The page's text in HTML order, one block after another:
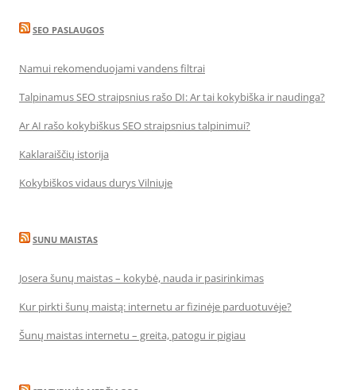
SEO PASLAUGOS
Namui rekomenduojami vandens filtrai
Talpinamus SEO straipsnius rašo DI: Ar tai kokybiška ir naudinga?
Ar AI rašo kokybiškus SEO straipsnius talpinimui?
Kaklaraiščių istorija
Kokybiškos vidaus durys Vilniuje
SUNU MAISTAS
Josera šunų maistas – kokybė, nauda ir pasirinkimas
Kur pirkti šunų maistą: internetu ar fizinėje parduotuvėje?
Šunų maistas internetu – greita, patogu ir pigiau